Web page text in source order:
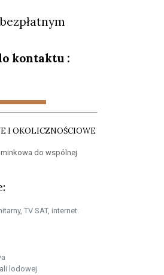
kontaktu :
I OKOLICZNOŚCIOWE
do wspólnej
TV SAT, internet.
lodowej